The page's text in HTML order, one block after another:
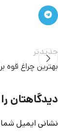
جدیدتر
بهترین چراغ
دیدگاهتان
نشانی ایمیل